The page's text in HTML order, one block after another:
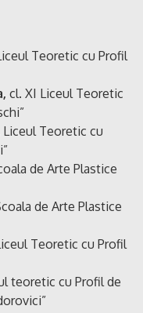
Teoretic cu Profil
cl. XI Liceul Teoretic
Liceul Teoretic cu
de Arte Plastice
de Arte Plastice
Teoretic cu Profil
teoretic cu Profil de